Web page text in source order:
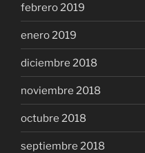
febrero 2019
enero 2019
diciembre 2018
noviembre 2018
octubre 2018
septiembre 2018